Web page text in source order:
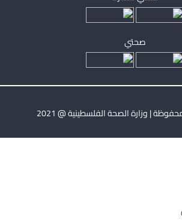
صحتي
| وزارة الصحة الفلسطينية @ 2021